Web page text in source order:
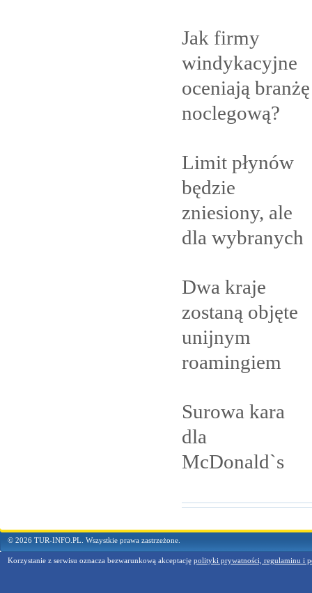
Jak firmy
windykacyjne
oceniają branżę
noclegową?
Limit płynów
będzie
zniesiony, ale
dla wybranych
Dwa kraje
zostaną objęte
unijnym
roamingiem
Surowa kara
dla
McDonald`s
© 2026 TUR-INFO.PL. Wszystkie prawa zastrzeżone.
Korzystanie z serwisu oznacza bezwarunkową akceptację polityki prywatności, regulaminu i